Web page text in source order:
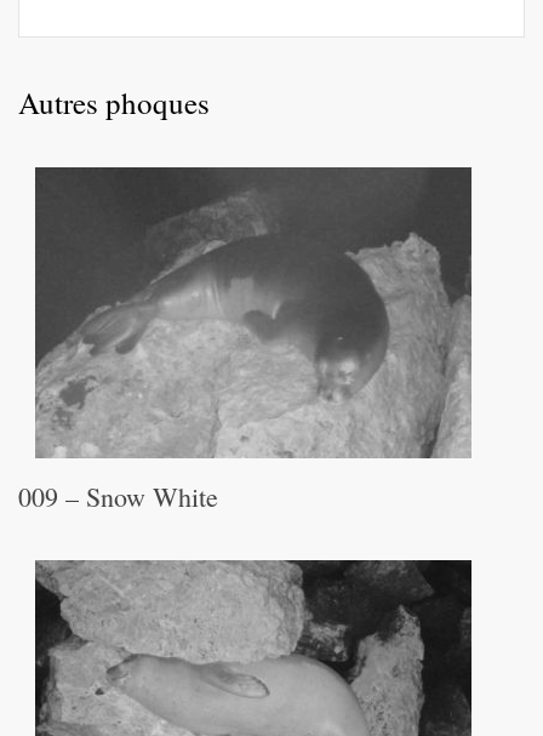
Autres phoques
009 – Snow White